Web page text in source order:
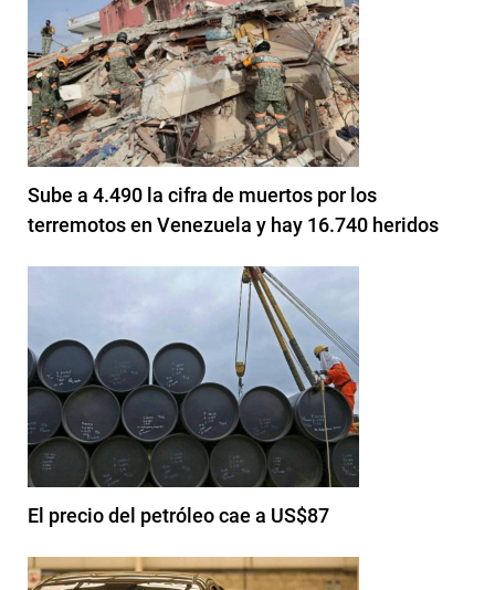
Sube a 4.490 la cifra de muertos por los
terremotos en Venezuela y hay 16.740 heridos
El precio del petróleo cae a US$87